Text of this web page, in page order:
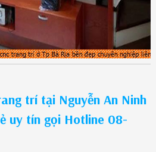
trí tại Nguyễn An Ninh
uy tín gọi Hotline 08-